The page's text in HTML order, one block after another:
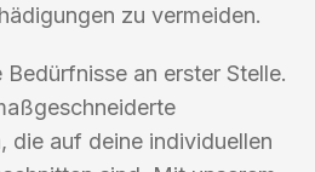
zu vermeiden.
Bedürfnisse an erster Stelle.
die auf deine individuellen